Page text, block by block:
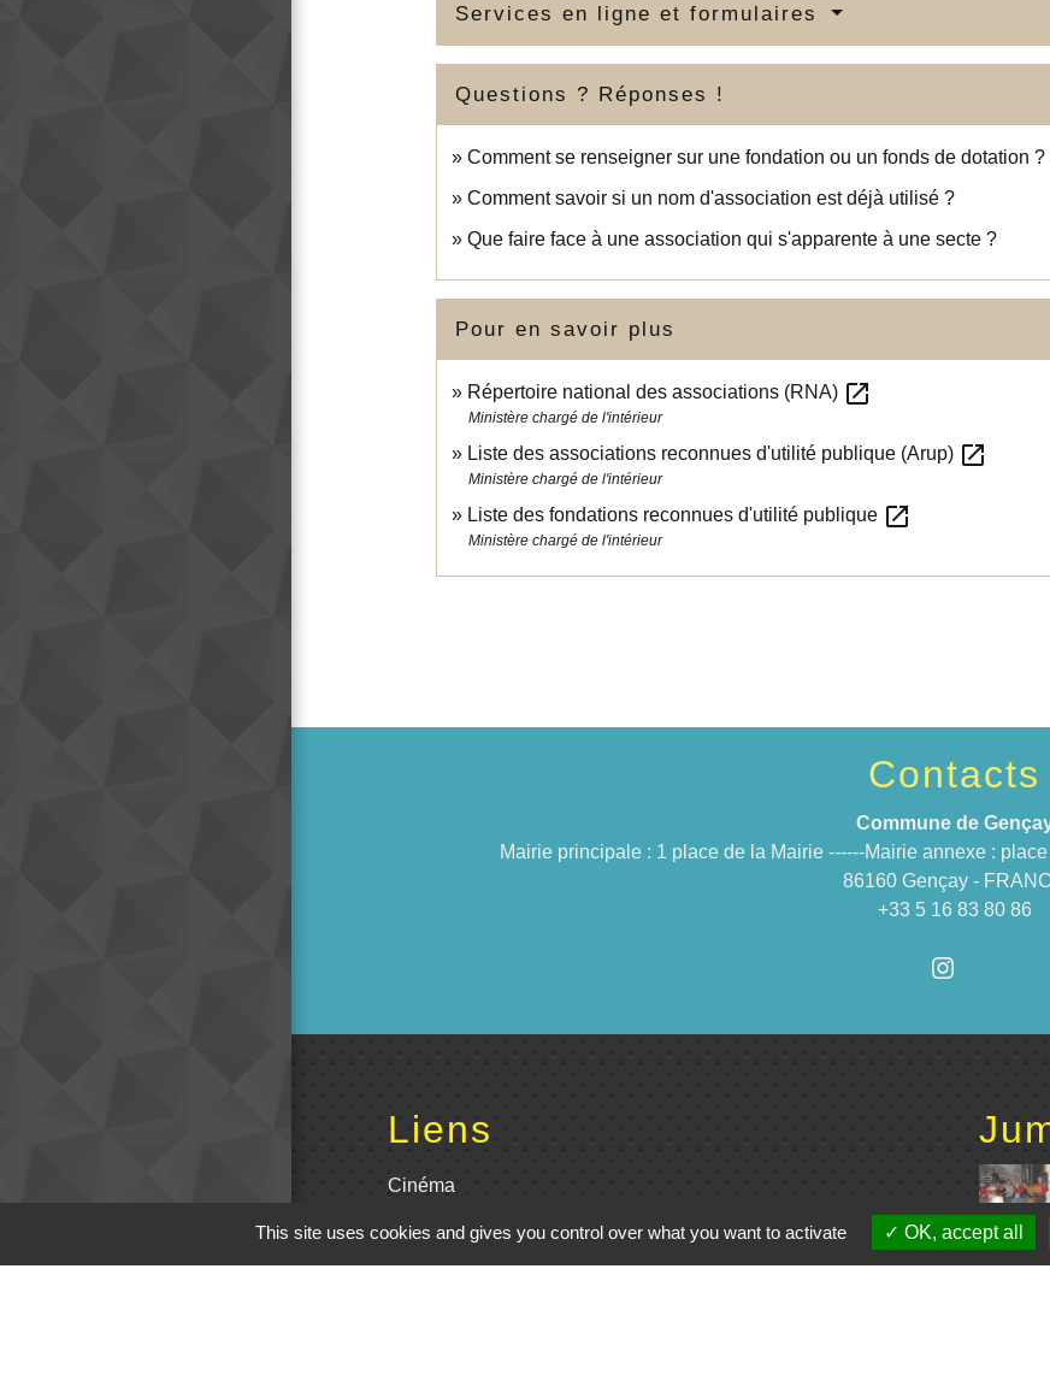
Services en ligne et formulaires
Questions ? Réponses !
Comment se renseigner sur une fondation ou un fonds de dotation ?
Comment savoir si un nom d'association est déjà utilisé ?
Que faire face à une association qui s'apparente à une secte ?
Pour en savoir plus
Répertoire national des associations (RNA) open_in_new
Ministère chargé de l'intérieur
Liste des associations reconnues d'utilité publique (Arup) open_in_new
Ministère chargé de l'intérieur
Liste des fondations reconnues d'utilité publique open_in_new
Ministère chargé de l'intérieur
Contacts
Commune de
Mairie principale : 1 place de la Mairie ------Mairie annexe :
86160 Gençay -
+33 5 16 83 80 86
Liens
Cinéma
Office de tourisme du Civraisien en
Poitou
This site uses cookies and gives you control over what you want to activate OK, accept all